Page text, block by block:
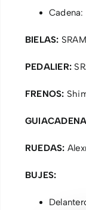
Cadena:
BIELAS:
PEDALIER:
FRENOS:
RUEDAS:
BUJES: